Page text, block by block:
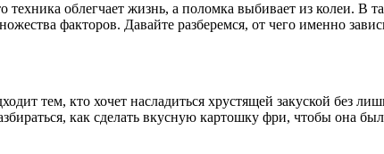
облегчает жизнь, а поломка выбивает из колеи. В
факторов. Давайте разберемся, от чего именно
тем, кто хочет насладиться хрустящей закуской без
как сделать вкусную картошку фри, чтобы она